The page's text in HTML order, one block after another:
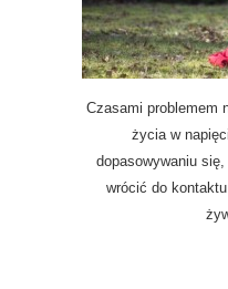
Czasami problemem
życia w
dopasowywaniu
wrócić do